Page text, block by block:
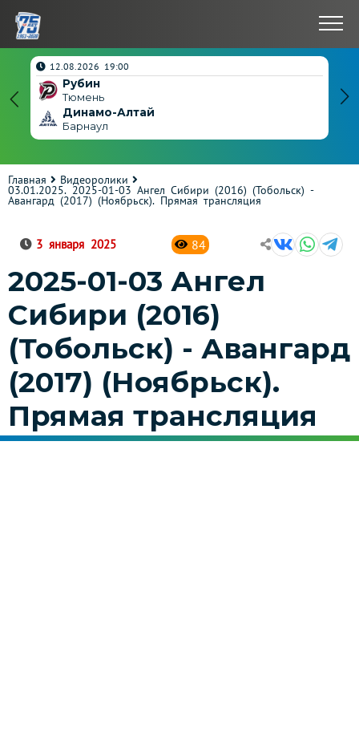
4
12.08.2026 19:00
Рубин
Тюмень
Динамо-Алтай
Барнаул
Главная
Видеоролики
03.01.2025. 2025-01-03 Ангел Сибири (2016) (Тобольск) -
Авангард (2017) (Ноябрьск). Прямая трансляция
3 января 2025 84
2025-01-03 Ангел
Сибири (2016)
(Тобольск) - Авангард
(2017) (Ноябрьск).
Прямая трансляция